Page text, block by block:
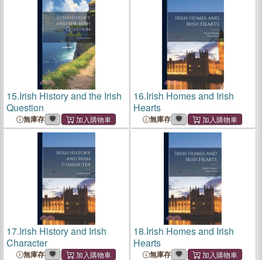
15.Irish History and the Irish
Question
無庫存
16.Irish Homes and Irish
Hearts
無庫存
17.Irish History and Irish
Character
無庫存
18.Irish Homes and Irish
Hearts
無庫存